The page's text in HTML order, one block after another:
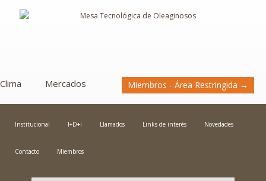
Clima Mercados Miembros - Área Restringida →
Institucional I+D+i Llamados Links de interés Novedades
Contacto Miembros